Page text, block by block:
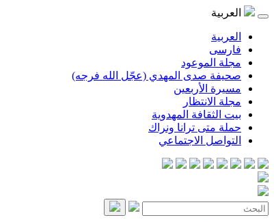
العربية
العربية
فارسی
مجلة الموعود
صحيفة صدى المهدي (عجّل الله فرجه)
مسيرة الأربعين
مجلة الانتظار
بيت الثقافة المهدوية
حملة متى ترانا ونراك
التواصل الاجتماعي